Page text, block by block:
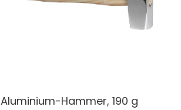
Aluminium-Hammer, 190 g